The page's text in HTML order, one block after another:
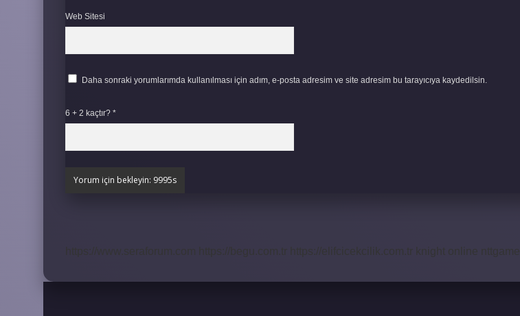
Web Sitesi
Daha sonraki yorumlarımda kullanılması için adım, e-posta adresim ve site adresim bu tarayıcıya kaydedilsin.
6 + 2 kaçtır? *
https://begu.com.tr https://elifcicekcilik.com.tr knight online nttgame